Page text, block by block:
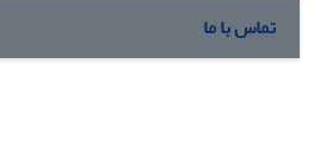
تماس با ما